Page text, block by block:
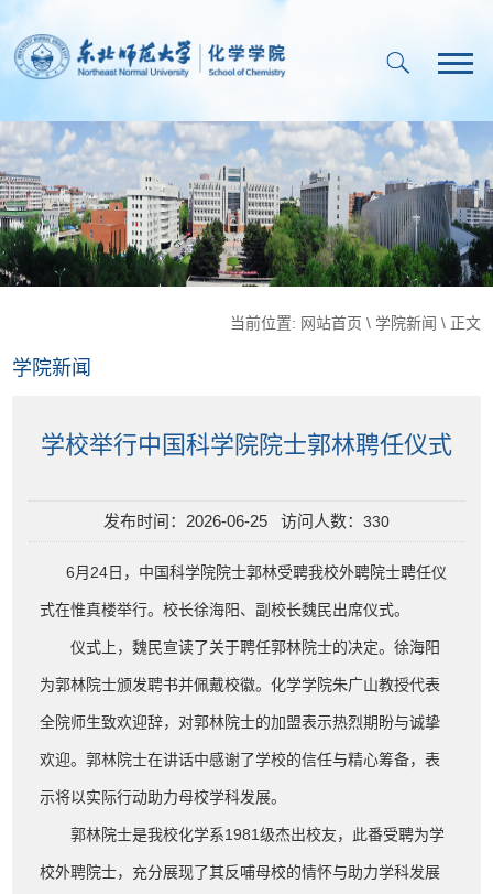
当前位置: 网站首页 \ 学院新闻 \ 正文
学院新闻
学校举行中国科学院院士郭林聘任仪式
发布时间：2026-06-25 访问人数： 330
6月24日，中国科学院院士郭林受聘我校外聘院士聘任仪
式在惟真楼举行。校长徐海阳、副校长魏民出席仪式。
仪式上，魏民宣读了关于聘任郭林院士的决定。徐海阳
为郭林院士颁发聘书并佩戴校徽。化学学院朱广山教授代表
全院师生致欢迎辞，对郭林院士的加盟表示热烈期盼与诚挚
欢迎。郭林院士在讲话中感谢了学校的信任与精心筹备，表
示将以实际行动助力母校学科发展。
郭林院士是我校化学系1981级杰出校友，此番受聘为学
校外聘院士，充分展现了其反哺母校的情怀与助力学科发展